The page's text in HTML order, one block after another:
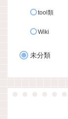
tool類
Wiki
未分類